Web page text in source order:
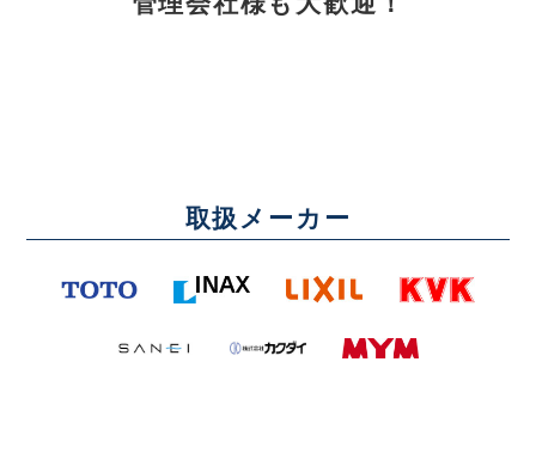
取扱メーカー